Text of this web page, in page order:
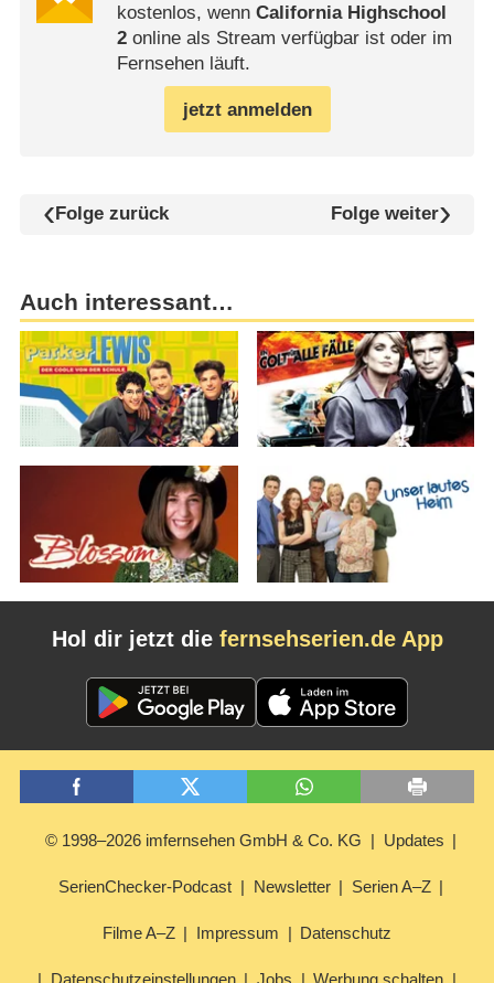
kostenlos, wenn California Highschool
2online als Stream verfügbar ist oder im
Fernsehen läuft.
jetzt anmelden
Folge zurück Folge weiter
Auch interessant…
Hol dir jetzt die fernsehserien.de App
© 1998–2026 imfernsehen GmbH & Co. KG Updates
SerienChecker-Podcast Newsletter Serien A–Z
Filme A–Z Impressum Datenschutz
Datenschutzeinstellungen Jobs Werbung schalten